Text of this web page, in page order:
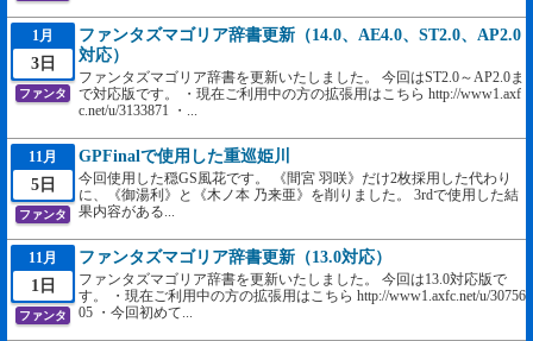
1月
3日
ファンタ
ファンタズマゴリア辞書更新（14.0、AE4.0、ST2.0、AP2.0
対応）
ファンタズマゴリア辞書を更新いたしました。 今回はST2.0～AP2.0ま
で対応版です。 ・現在ご利用中の方の拡張用はこちら http://www1.axf
c.net/u/3133871 ・...
11月
5日
ファンタ
GPFinalで使用した重巡姫川
今回使用した穏GS風花です。 《間宮 羽咲》だけ2枚採用した代わり
に、《御湯利》と《木ノ本 乃来亜》を削りました。 3rdで使用した結
果内容がある...
11月
1日
ファンタ
ファンタズマゴリア辞書更新（13.0対応）
ファンタズマゴリア辞書を更新いたしました。 今回は13.0対応版で
す。 ・現在ご利用中の方の拡張用はこちら http://www1.axfc.net/u/30756
05 ・今回初めて...